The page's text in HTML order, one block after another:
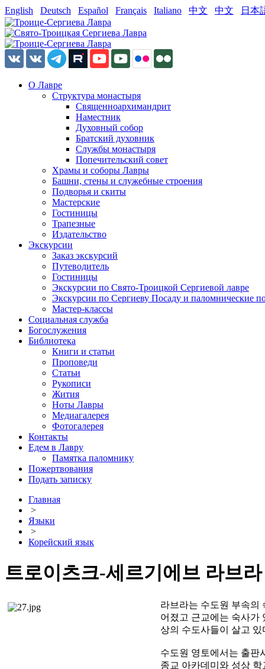
English Deutsch Español Français Italiano 中文 中文 日本
О Лавре
Структура монастыря
Священноархимандрит
Наместник
Духовный собор
Братский духовник
Службы монастыря
Попечительский совет
Храмы и соборы Лавры
Башни, стены и служебные строения
Подворья и скиты
Мастерские
Гостиницы
Трапезные
Издательство
Экскурсии
Заказ экскурсий
Путеводитель
Гостиницы
Экскурсии по Свято-Троицкой Сергиевой лавре
Экскурсии по Сергиеву Посаду и паломнические
Мастер-классы
Социальная служба
Богослужения
Библиотека
Книги и статьи
Проповеди
Статьи
Рукописи
Жития
Ноты Лавры
Медиагалерея
Фотогалерея
Контакты
Едем в Лавру
Памятка паломнику
Пожертвования
Подать записку
Главная
>
Языки
>
Корейский язык
트로이츠크-세르기에브 라브
라브라는 수도원 부속의
어졌고 근교에는 숙사가
상의 수도사들이 살고 있
수도원 영토에서는 출판
종교 아카데미와 성상 학